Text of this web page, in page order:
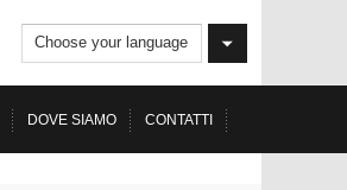
DOVE SIAMO CONTATTI
Choose your language